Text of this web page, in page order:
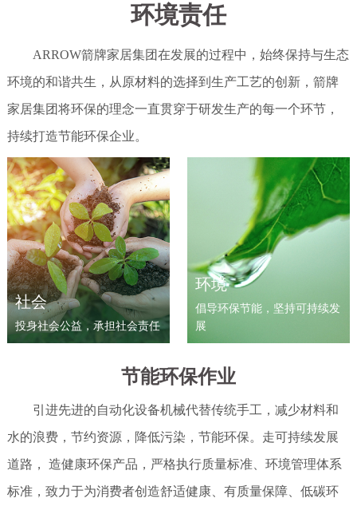
环境责任
ARROW箭牌家居集团在发展的过程中，始终保持与生态
环境的和谐共生，从原材料的选择到生产工艺的创新，箭牌
家居集团将环保的理念一直贯穿于研发生产的每一个环节，
持续打造节能环保企业。
社会
投身社会公益，承担社会责任
环境
倡导环保节能，坚持可持续发
展
节能环保作业
引进先进的自动化设备机械代替传统手工，减少材料和
水的浪费，节约资源，降低污染，节能环保。走可持续发展
道路， 造健康环保产品，严格执行质量标准、环境管理体系
标准，致力于为消费者创造舒适健康、有质量保障、低碳环